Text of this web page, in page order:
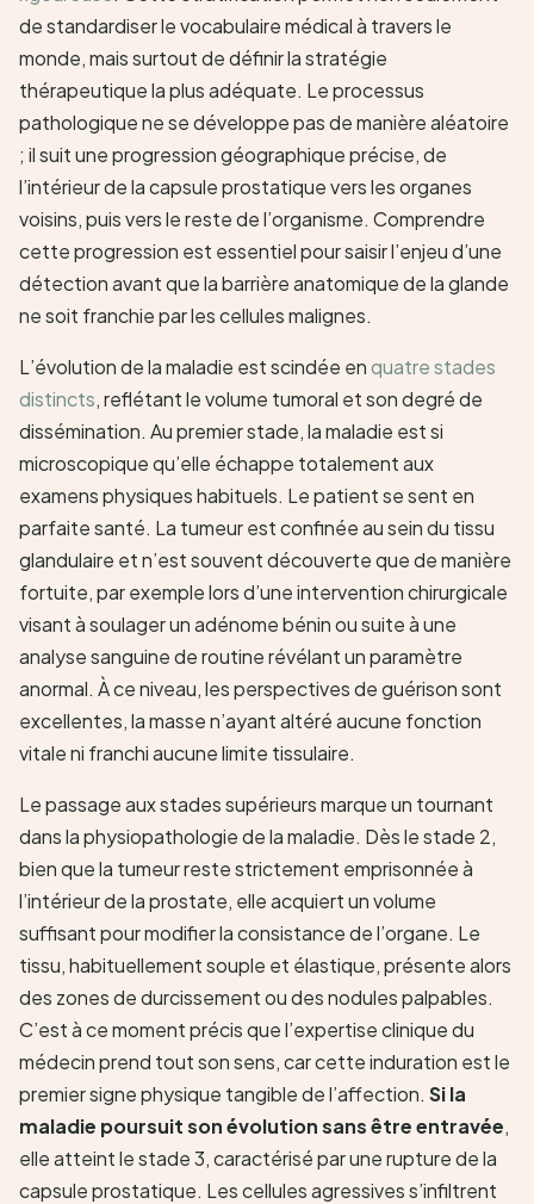
de standardiser le vocabulaire médical à travers le
monde, mais surtout de définir la stratégie
thérapeutique la plus adéquate. Le processus
pathologique ne se développe pas de manière aléatoire
; il suit une progression géographique précise, de
l’intérieur de la capsule prostatique vers les organes
voisins, puis vers le reste de l’organisme. Comprendre
cette progression est essentiel pour saisir l’enjeu d’une
détection avant que la barrière anatomique de la glande
ne soit franchie par les cellules malignes.
L’évolution de la maladie est scindée enquatre stades
distincts, reflétant le volume tumoral et son degré de
dissémination. Au premier stade, la maladie est si
microscopique qu’elle échappe totalement aux
examens physiques habituels. Le patient se sent en
parfaite santé. La tumeur est confinée au sein du tissu
glandulaire et n’est souvent découverte que de manière
fortuite, par exemple lors d’une intervention chirurgicale
visant à soulager un adénome bénin ou suite à une
analyse sanguine de routine révélant un paramètre
anormal. À ce niveau, les perspectives de guérison sont
excellentes, la masse n’ayant altéré aucune fonction
vitale ni franchi aucune limite tissulaire.
Le passage aux stades supérieurs marque un tournant
dans la physiopathologie de la maladie. Dès le stade 2,
bien que la tumeur reste strictement emprisonnée à
l’intérieur de la prostate, elle acquiert un volume
suffisant pour modifier la consistance de l’organe. Le
tissu, habituellement souple et élastique, présente alors
des zones de durcissement ou des nodules palpables.
C’est à ce moment précis que l’expertise clinique du
médecin prend tout son sens, car cette induration est le
premier signe physique tangible de l’affection. Si la
maladie poursuit son évolution sans être entravée,
elle atteint le stade 3, caractérisé par une rupture de la
capsule prostatique. Les cellules agressives s’infiltrent